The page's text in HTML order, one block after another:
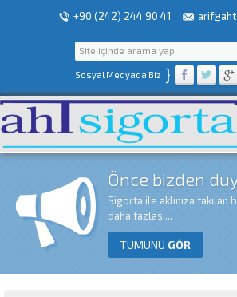
+90 (242) 244 90 41
Sosyal Medyada Biz }
Önce bizden
Sigorta ile aklınıza
daha fazlası...
TÜMÜNÜ GÖR